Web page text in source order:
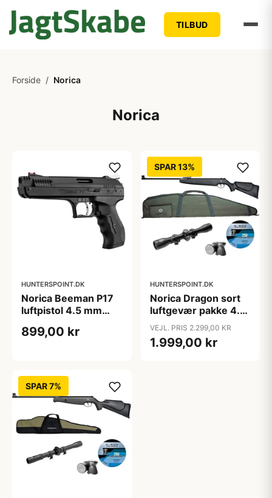
TILBUD
Forside / Norica
Norica
HUNTERSPOINT.DK
Norica Beeman P17
luftpistol 4.5 mm
899,00 kr
SPAR 13%
HUNTERSPOINT.DK
Norica Dragon sort
luftgevær pakke 4.5
mm. incl kikkert
4x32, taske og hagl
VEJL. PRIS 2.299,00 KR
1.999,00 kr
SPAR 7%